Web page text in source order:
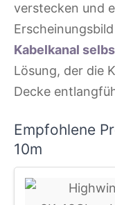
verstecken und
Kabelkanal
Lösung, der die
Decke
Empfohlene
10m